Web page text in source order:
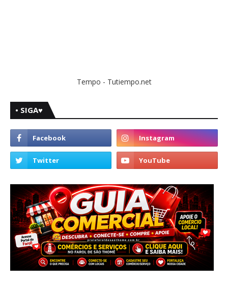
Tempo - Tutiempo.net
• SIGA♥